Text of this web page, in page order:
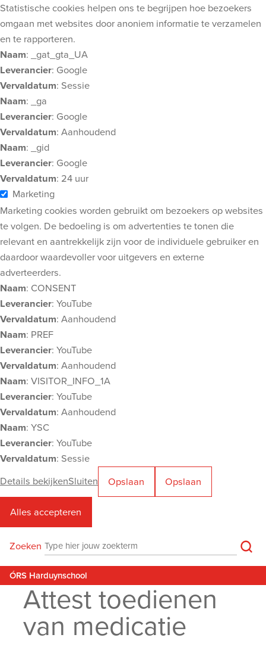
Statistische cookies helpen ons te begrijpen hoe bezoekers
omgaan met websites door anoniem informatie te verzamelen
en te rapporteren.
Naam: _gat_gta_UA
Leverancier: Google
Vervaldatum: Sessie
Naam: _ga
Leverancier: Google
Vervaldatum: Aanhoudend
Naam: _gid
Leverancier: Google
Vervaldatum: 24 uur
Marketing
Marketing cookies worden gebruikt om bezoekers op websites
te volgen. De bedoeling is om advertenties te tonen die
relevant en aantrekkelijk zijn voor de individuele gebruiker en
daardoor waardevoller voor uitgevers en externe
adverteerders.
Naam: CONSENT
Leverancier: YouTube
Vervaldatum: Aanhoudend
Naam: PREF
Leverancier: YouTube
Vervaldatum: Aanhoudend
Naam: VISITOR_INFO_1A
Leverancier: YouTube
Vervaldatum: Aanhoudend
Naam: YSC
Leverancier: YouTube
Vervaldatum: Sessie
Details bekijkenSluiten Opslaan Opslaan
Alles accepteren
Harduynschool
ÓRS Harduynschool
Zoeken
Attest toedienen
van medicatie